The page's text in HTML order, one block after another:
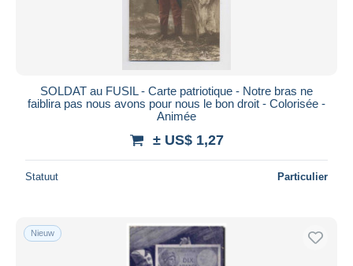
SOLDAT au FUSIL - Carte patriotique - Notre bras ne
faiblira pas nous avons pour nous le bon droit - Colorisée -
Animée
± US$ 1,27
Statuut Particulier
Nieuw